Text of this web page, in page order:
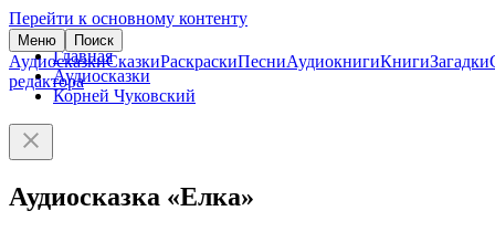
Перейти к основному контенту
Меню Поиск
АудиосказкиСказкиРаскраскиПесниАудиокнигиКнигиЗагадки
редактора
Главная
Аудиосказки
Корней Чуковский
Аудиосказка «Елка»